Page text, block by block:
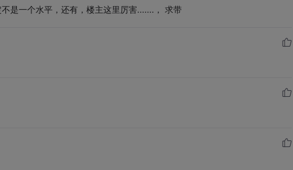
是一个水平，还有，楼主这里厉害.......， 求带